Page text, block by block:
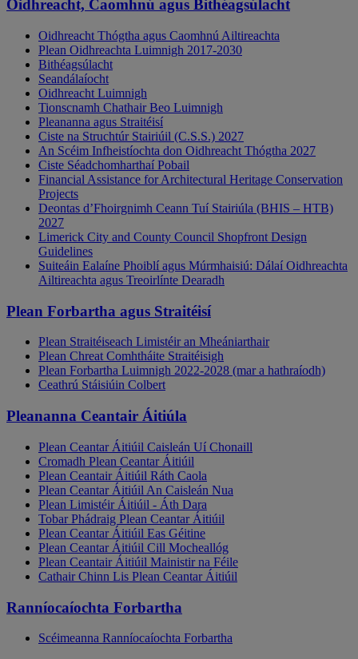
Oidhreacht, Caomhnú agus Bithéagsúlacht
Oidhreacht Thógtha agus Caomhnú Ailtireachta
Plean Oidhreachta Luimnigh 2017-2030
Bithéagsúlacht
Seandálaíocht
Oidhreacht Luimnigh
Tionscnamh Chathair Beo Luimnigh
Pleananna agus Straitéisí
Ciste na Struchtúr Stairiúil (C.S.S.) 2027
An Scéim Infheistíochta don Oidhreacht Thógtha 2027
Ciste Séadchomharthaí Pobail
Financial Assistance for Architectural Heritage Conservation
Projects
Deontas d’Fhoirgnimh Ceann Tuí Stairiúla (BHIS – HTB)
2027
Limerick City and County Council Shopfront Design
Guidelines
Suiteáin Ealaíne Phoiblí agus Múrmhaisiú: Dálaí Oidhreachta
Ailtireachta agus Treoirlínte Dearadh
Plean Forbartha agus Straitéisí
Plean Straitéiseach Limistéir an Mheániarthair
Plean Chreat Comhtháite Straitéisigh
Plean Forbartha Luimnigh 2022-2028 (mar a hathraíodh)
Ceathrú Stáisiúin Colbert
Pleananna Ceantair Áitiúla
Plean Ceantar Áitiúil Caisleán Uí Chonaill
Cromadh Plean Ceantar Áitiúil
Plean Ceantair Áitiúil Ráth Caola
Plean Ceantar Áitiúil An Caisleán Nua
Plean Limistéir Áitiúil - Áth Dara
Tobar Phádraig Plean Ceantar Áitiúil
Plean Ceantar Áitiúil Eas Géitine
Plean Ceantar Áitiúil Cill Mocheallóg
Plean Ceantair Áitiúil Mainistir na Féile
Cathair Chinn Lis Plean Ceantar Áitiúil
Ranníocaíochta Forbartha
Scéimeanna Ranníocaíochta Forbartha